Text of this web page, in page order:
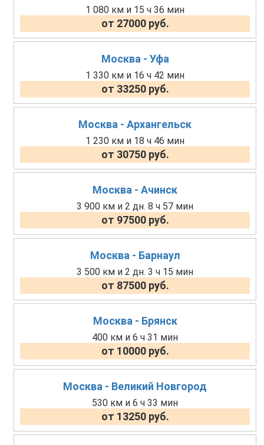
1 080 км и 15 ч 36 мин
от 27000 руб.
Москва - Уфа
1 330 км и 16 ч 42 мин
от 33250 руб.
Москва - Архангельск
1 230 км и 18 ч 46 мин
от 30750 руб.
Москва - Ачинск
3 900 км и 2 дн. 8 ч 57 мин
от 97500 руб.
Москва - Барнаул
3 500 км и 2 дн. 3 ч 15 мин
от 87500 руб.
Москва - Брянск
400 км и 6 ч 31 мин
от 10000 руб.
Москва - Великий Новгород
530 км и 6 ч 33 мин
от 13250 руб.